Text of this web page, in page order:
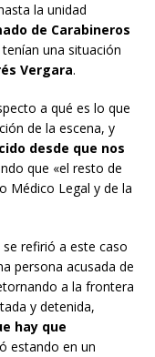
la unidad
de Carabineros
una situación
Vergara.
a qué es lo que
de la escena, y
desde que nos
que «el resto de
Médico Legal y de la
se refirió a este caso
persona acusada de
a la frontera
y detenida,
hay que
estando en un